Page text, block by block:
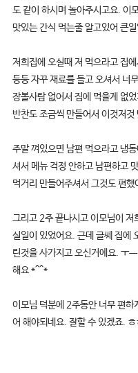
도 같이 하시며 놀아주시고요. 이
맛있는 간식 먹는줄 알고있어 큰
저희집에 오실때 저 먹으라고 집
등등 자꾸 재료를 들고 오셔서 너
장볼사람 없어서 집에 먹을게 없
반찬도 조금씩 만들어서 이것저
주말 껴있으면 남편 먹으라고 냉
셔서 메뉴 걱정 안하고 남편하고
먹거리 만들어주셔서 그것도 편했
그리고 2주 끝나시고 이모님이 저
실일이 있었어요. 근데 글쎄 집에
린것을 사가지고 오신거에요. ㅜ
해요 *^^*
이모님 덕분에 2주동안 너무 편하
어 해야되네요. 잘할 수 있겠죠.